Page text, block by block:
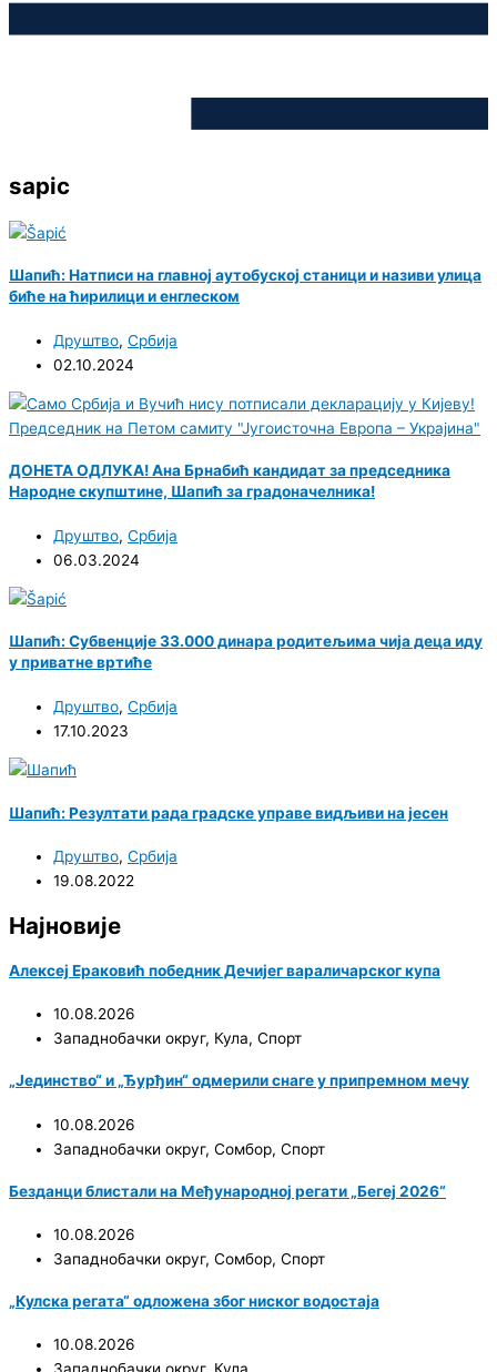
sapic
Шапић: Натписи на главној аутобуској станици и називи улица
биће на ћирилици и енглеском
Друштво, Србија
02.10.2024
ДОНЕТА ОДЛУКА! Ана Брнабић кандидат за председника
Народне скупштине, Шапић за градоначелника!
Друштво, Србија
06.03.2024
Шапић: Субвенције 33.000 динара родитељима чија деца иду
у приватне вртиће
Друштво, Србија
17.10.2023
Шапић: Резултати рада градске управе видљиви на јесен
Друштво, Србија
19.08.2022
Најновије
Алексеј Ераковић победник Дечијег вараличарског купа
10.08.2026
Западнобачки округ, Кула, Спорт
„Јединство“ и „Ђурђин“ одмерили снаге у припремном мечу
10.08.2026
Западнобачки округ, Сомбор, Спорт
Безданци блистали на Међународној регати „Бегеј 2026“
10.08.2026
Западнобачки округ, Сомбор, Спорт
„Кулска регата“ одложена због ниског водостаја
10.08.2026